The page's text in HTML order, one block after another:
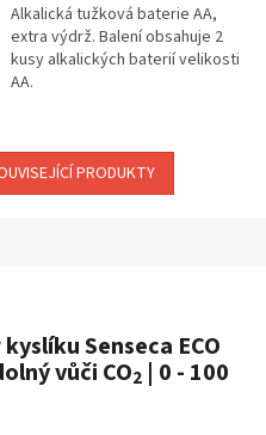
Alkalická tužková baterie AA,
extra výdrž. Balení obsahuje 2
kusy alkalických baterií velikosti
AA.
PRODUKTY
Senseca ECO
vůči CO2 | 0 - 100